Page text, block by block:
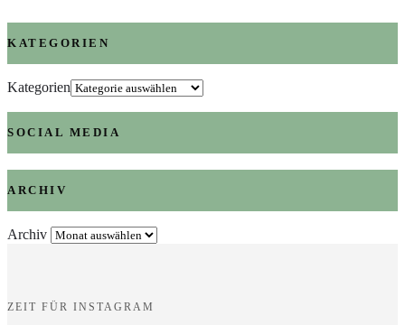
KATEGORIEN
Kategorien
SOCIAL MEDIA
ARCHIV
Archiv
ZEIT FÜR INSTAGRAM